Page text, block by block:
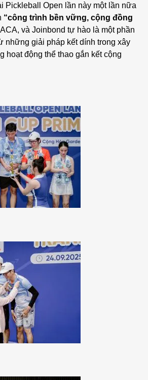
Pickleball Open lần này một lần nữa
“công trình bền vững, cộng đồng
và Joinbond tự hào là một phần
những giải pháp kết dính trong xây
hoạt động thể thao gắn kết cộng